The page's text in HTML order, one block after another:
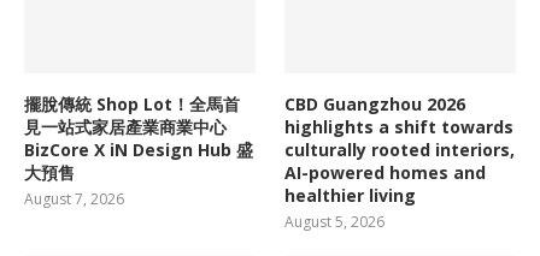
擺脫傳統 Shop Lot！全馬首
見一站式家居產業商業中心
BizCore X iN Design Hub 盛
大預售
August 7, 2026
CBD Guangzhou 2026
highlights a shift towards
culturally rooted interiors,
AI-powered homes and
healthier living
August 5, 2026